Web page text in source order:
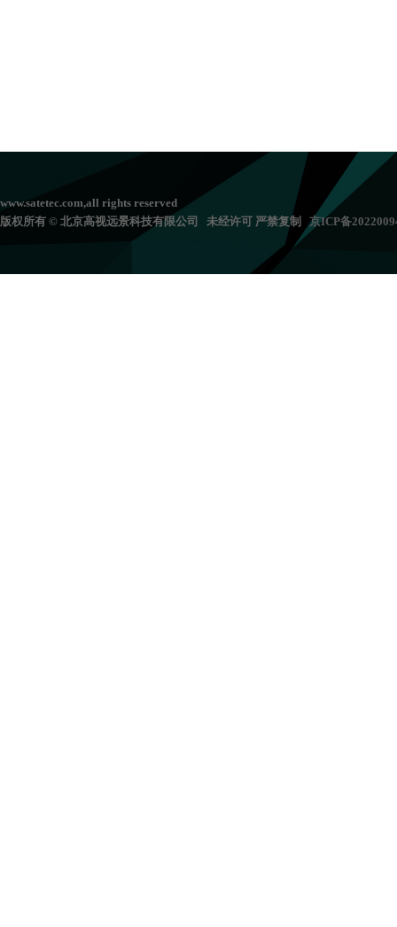
www.satetec.com,all rights reserved
版权所有 © 北京高视远景科技有限公司 未经许可 严禁复制京ICP备